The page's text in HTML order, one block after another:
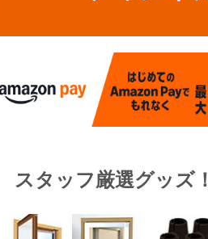
スタッフ厳選グッズ！